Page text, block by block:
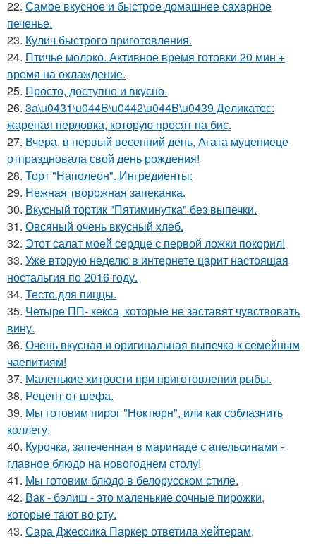
22. Самое вкусное и быстрое домашнее сахарное
печенье.
23. Кулич быстрого приготовления.
24. Птичье молоко. Активное время готовки 20 мин +
время на охлаждение.
25. Просто, доступно и вкусно.
26. 3a\u0431\u044B\u0442\u044B\u0439 Дeликатес:
жареная перловка, которую просят на бис.
27. Вчера, в первый весенний день, Агата муцениеце
отпраздновала свой день рождения!
28. Торт "Наполеон". Ингредиенты:
29. Нежная творожная запеканка.
30. Вкусный тоpтик "Пятиминутка" без выпечки.
31. Овсяный очень вкусный хлеб.
32. Этот салат моей сердце с первой ложки покорил!
33. Уже вторую неделю в интернете царит настоящая
ностальгия по 2016 году.
34. Тесто для пиццы.
35. Четыре ПП- кекса, которые не заставят чувствовать
вину.
36. Очень вкусная и оригинальная выпечка к семейным
чаепитиям!
37. Маленькие хитрости при приготовлении рыбы.
38. Рецепт от шефа.
39. Мы готовим пирог "Ноктюрн", или как соблазнить
коллегу.
40. Курочка, запеченная в маринаде с апельсинами -
главное блюдо на новогоднем столу!
41. Мы готовим блюдо в белорусском стиле.
42. Вак - бэлиш - это маленькие сочные пирожки,
которые тают во pту.
43. Сара Джессика Паркер ответила хейтерам,